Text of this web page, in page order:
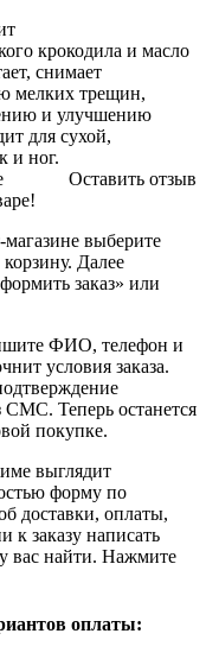
крокодила и масло
снимает
мелких трещин,
и улучшению
для сухой,
и ног.
Оставить отзыв
выберите
Далее
заказ» или
ФИО, телефон и
условия заказа.
СМС. Теперь останется
покупке.
выглядит
форму по
доставки, оплаты,
к заказу написать
вас найти. Нажмите
оплаты: